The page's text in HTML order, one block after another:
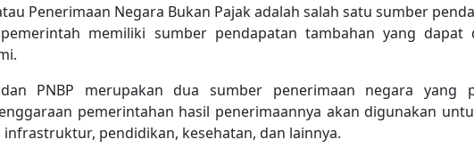
Penerimaan Negara Bukan Pajak adalah salah satu sumber
pemerintah memiliki sumber pendapatan tambahan yang
PNBP merupakan dua sumber penerimaan negara yang
pemerintahan hasil penerimaannya akan digunakan
pendidikan, kesehatan, dan lainnya.